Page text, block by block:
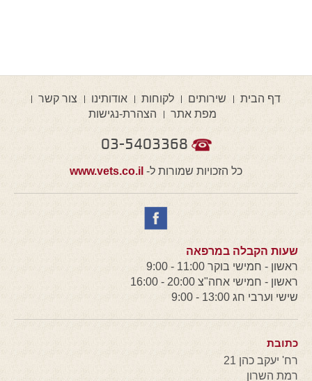
דף הבית שירותים לקוחות אודותינו
צור קשר
מפת אתר
הצהרת-נגישות
03-5403368
כל הזכויות שמורות ל- www.vets.co.il
שעות הקבלה במרפאה
ראשון - חמישי בוקר 11:00 - 9:00
ראשון - חמישי אחה"צ 20:00 - 16:00
שישי וערבי חג 13:00 - 9:00
כתובת
רח' יעקב כהן 21
רמת השרון